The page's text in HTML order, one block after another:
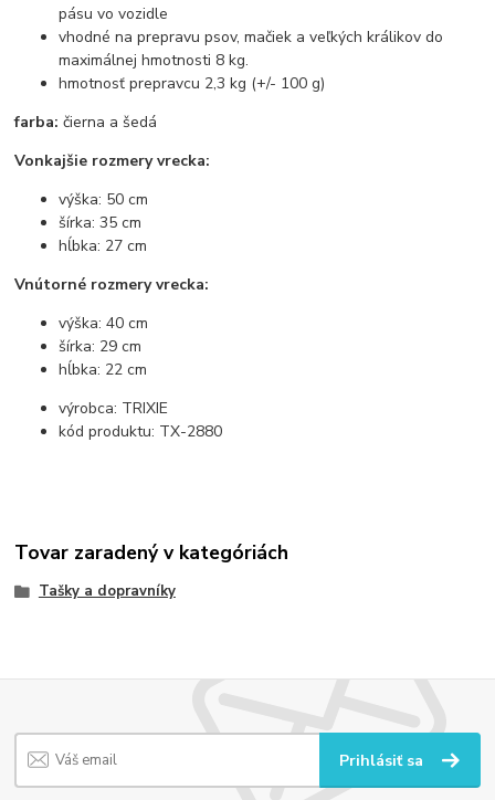
pásu vo vozidle
vhodné na prepravu psov, mačiek a veľkých králikov do
maximálnej hmotnosti 8 kg.
hmotnosť prepravcu 2,3 kg (+/- 100 g)
farba:čierna a šedá
Vonkajšie rozmery vrecka:
výška: 50 cm
šírka: 35 cm
hĺbka: 27 cm
Vnútorné rozmery vrecka:
výška: 40 cm
šírka: 29 cm
hĺbka: 22 cm
výrobca: TRIXIE
kód produktu: TX-2880
Tovar zaradený v kategóriách
Tašky a dopravníky
Prihlásiť sa